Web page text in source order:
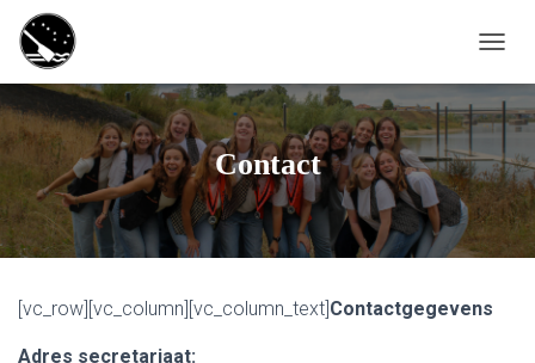
O
G
E
A
A
Contact
[vc_row][vc_column][vc_column_text]Contactgegevens
Adres secretariaat: